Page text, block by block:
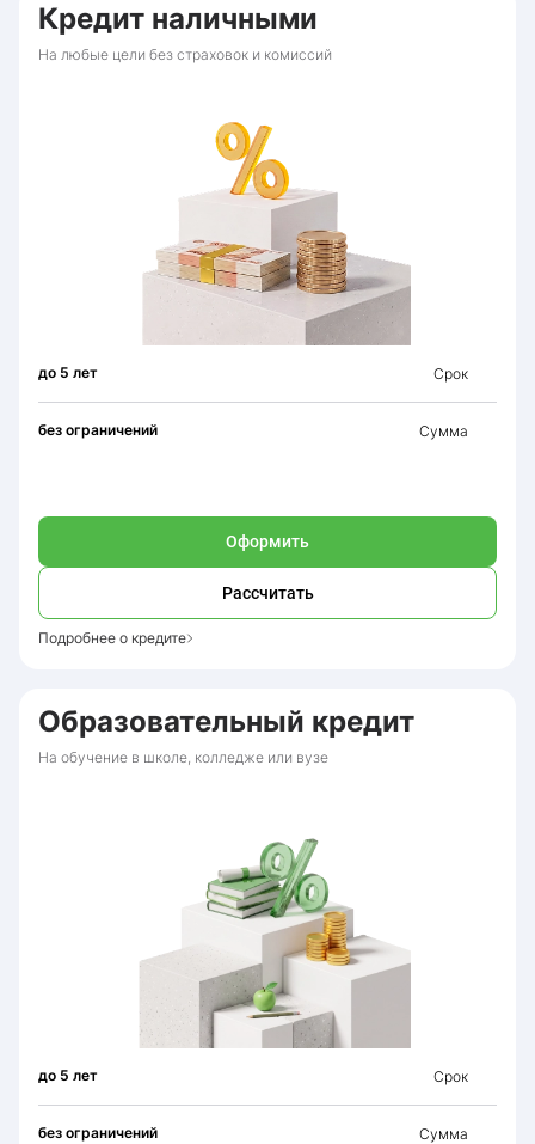
Кредит наличными
На любые цели без страховок и комиссий
до 5 лет Срок
без ограничений Сумма
Оформить
Рассчитать
Подробнее о кредите
Образовательный кредит
На обучение в школе, колледже или вузе
до 5 лет Срок
без ограничений Сумма